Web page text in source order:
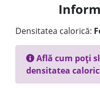
Densitatea calorică:
Află cum poți
densitatea